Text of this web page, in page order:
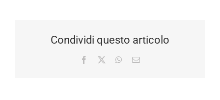
Condividi questo articolo
Facebook WhatsApp
Email